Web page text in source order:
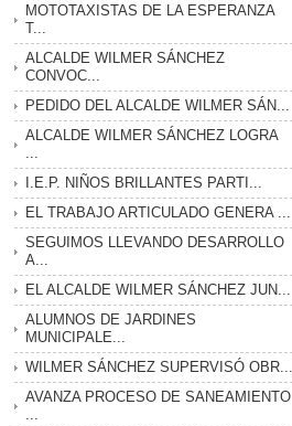
MOTOTAXISTAS DE LA ESPERANZA
T...
ALCALDE WILMER SÁNCHEZ
CONVOC...
PEDIDO DEL ALCALDE WILMER SÁN...
ALCALDE WILMER SÁNCHEZ LOGRA
I.E.P. NIÑOS BRILLANTES PARTI...
EL TRABAJO ARTICULADO GENERA ...
SEGUIMOS LLEVANDO DESARROLLO
A...
EL ALCALDE WILMER SÁNCHEZ JUN...
ALUMNOS DE JARDINES
MUNICIPALE...
WILMER SÁNCHEZ SUPERVISÓ OBR...
AVANZA PROCESO DE SANEAMIENTO